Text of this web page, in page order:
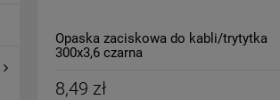
Opaska zaciskowa do kabli/trytytka
300x3,6 czarna
8,49 zł